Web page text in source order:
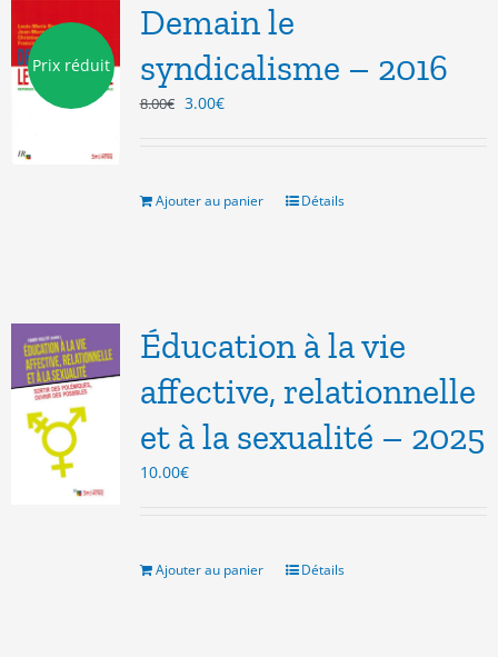
Prix réduit
Demain le
syndicalisme – 2016
8.00€ Le
8.00€.
3.00€Le
3.00€.
Ajouter au panier Détails
Éducation à la vie
affective, relationnelle
et à la sexualité – 2025
10.00€
Ajouter au panier Détails